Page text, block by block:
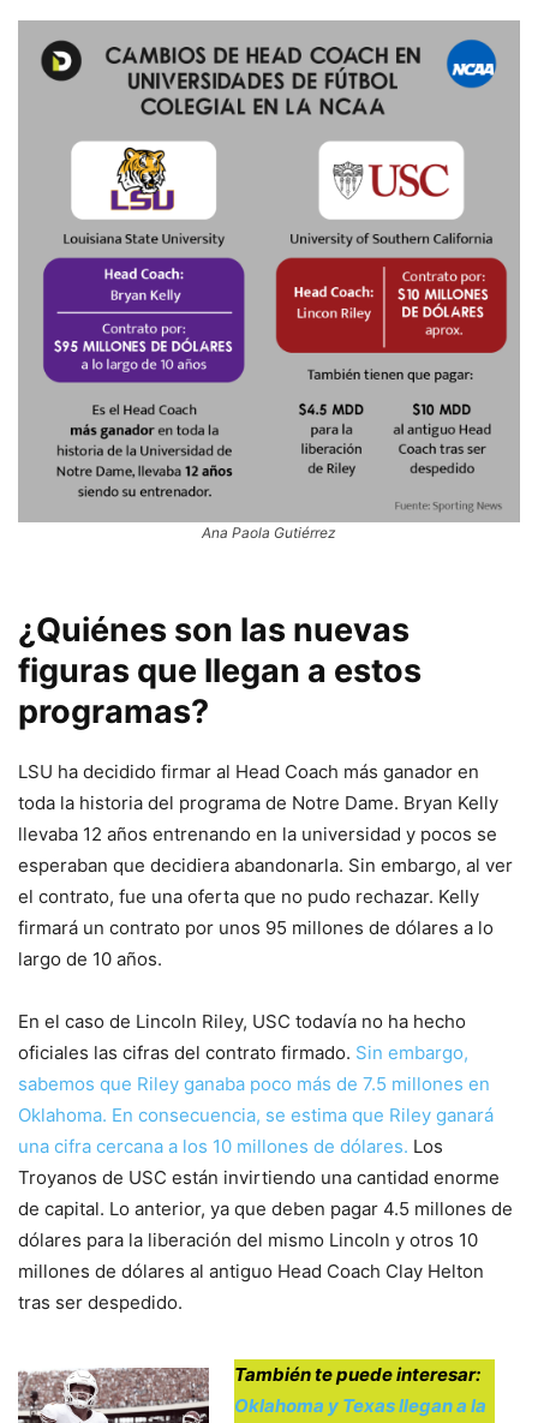
Ana Paola Gutiérrez
¿Quiénes son las nuevas
figuras que llegan a estos
programas?
LSU ha decidido firmar al Head Coach más ganador en
toda la historia del programa de Notre Dame. Bryan Kelly
llevaba 12 años entrenando en la universidad y pocos se
esperaban que decidiera abandonarla. Sin embargo, al ver
el contrato, fue una oferta que no pudo rechazar. Kelly
firmará un contrato por unos 95 millones de dólares a lo
largo de 10 años.
En el caso de Lincoln Riley, USC todavía no ha hecho
oficiales las cifras del contrato firmado. Sin embargo,
sabemos que Riley ganaba poco más de 7.5 millones en
Oklahoma. En consecuencia, se estima que Riley ganará
una cifra cercana a los 10 millones de dólares. Los
Troyanos de USC están invirtiendo una cantidad enorme
de capital. Lo anterior, ya que deben pagar 4.5 millones de
dólares para la liberación del mismo Lincoln y otros 10
millones de dólares al antiguo Head Coach Clay Helton
tras ser despedido.
También te puede interesar:
Oklahoma y Texas llegan a la